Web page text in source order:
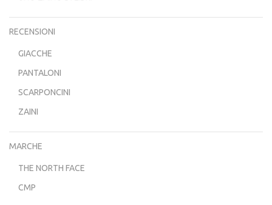
RECENSIONI
GIACCHE
PANTALONI
SCARPONCINI
ZAINI
MARCHE
THE NORTH FACE
CMP